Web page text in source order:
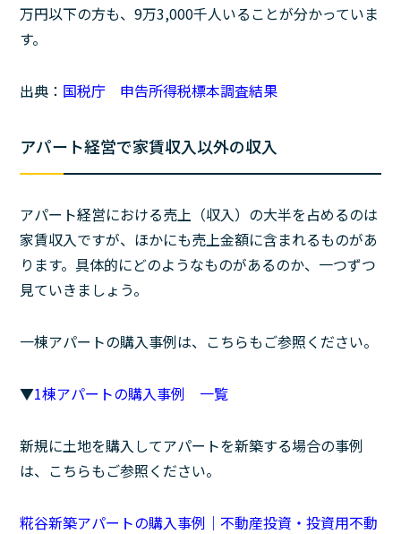
万円以下の方も、9万3,000千人いることが分かっていま
す。
出典： 国税庁 申告所得税標本調査結果
アパート経営で家賃収入以外の収入
アパート経営における売上（収入）の大半を占めるのは
家賃収入ですが、ほかにも売上金額に含まれるものがあ
ります。具体的にどのようなものがあるのか、一つずつ
見ていきましょう。
一棟アパートの購入事例は、こちらもご参照ください。
▼1棟アパートの購入事例 一覧
新規に土地を購入してアパートを新築する場合の事例
は、こちらもご参照ください。
糀谷新築アパートの購入事例｜不動産投資・投資用不動